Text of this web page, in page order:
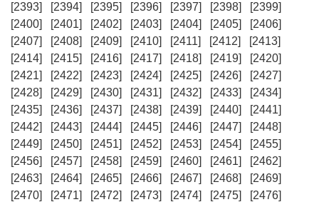
[2393]
[2394] [2395] [2396] [2397] [2398]
[2399]
[2400]
[2401] [2402] [2403] [2404] [2405]
[2406]
[2407]
[2408] [2409] [2410] [2411] [2412]
[2413]
[2414]
[2415] [2416] [2417] [2418] [2419]
[2420]
[2421]
[2422] [2423] [2424] [2425] [2426]
[2427]
[2428]
[2429] [2430] [2431] [2432] [2433]
[2434]
[2435]
[2436] [2437] [2438] [2439] [2440]
[2441]
[2442]
[2443] [2444] [2445] [2446] [2447]
[2448]
[2449]
[2450] [2451] [2452] [2453] [2454]
[2455]
[2456]
[2457] [2458] [2459] [2460] [2461]
[2462]
[2463]
[2464] [2465] [2466] [2467] [2468]
[2469]
[2470]
[2471] [2472] [2473] [2474] [2475]
[2476]